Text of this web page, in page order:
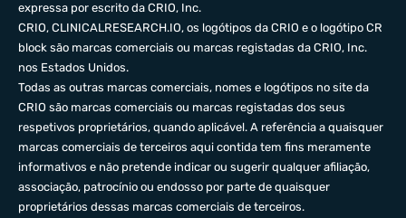
expressa por escrito da CRIO, Inc.
CRIO, CLINICALRESEARCH.IO, os logótipos da CRIO e o logótipo CR
block são marcas comerciais ou marcas registadas da CRIO, Inc.
nos Estados Unidos.
Todas as outras marcas comerciais, nomes e logótipos no site da
CRIO são marcas comerciais ou marcas registadas dos seus
respetivos proprietários, quando aplicável. A referência a quaisquer
marcas comerciais de terceiros aqui contida tem fins meramente
informativos e não pretende indicar ou sugerir qualquer afiliação,
associação, patrocínio ou endosso por parte de quaisquer
proprietários dessas marcas comerciais de terceiros.